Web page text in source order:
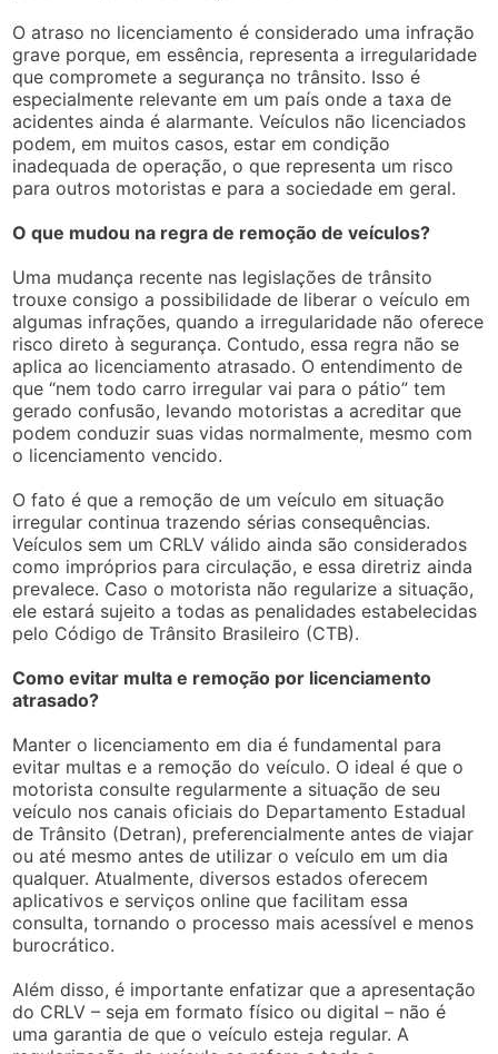
O atraso no licenciamento é considerado uma infração
grave porque, em essência, representa a irregularidade
que compromete a segurança no trânsito. Isso é
especialmente relevante em um país onde a taxa de
acidentes ainda é alarmante. Veículos não licenciados
podem, em muitos casos, estar em condição
inadequada de operação, o que representa um risco
para outros motoristas e para a sociedade em geral.
O que mudou na regra de remoção de veículos?
Uma mudança recente nas legislações de trânsito
trouxe consigo a possibilidade de liberar o veículo em
algumas infrações, quando a irregularidade não oferece
risco direto à segurança. Contudo, essa regra não se
aplica ao licenciamento atrasado. O entendimento de
que “nem todo carro irregular vai para o pátio” tem
gerado confusão, levando motoristas a acreditar que
podem conduzir suas vidas normalmente, mesmo com
o licenciamento vencido.
O fato é que a remoção de um veículo em situação
irregular continua trazendo sérias consequências.
Veículos sem um CRLV válido ainda são considerados
como impróprios para circulação, e essa diretriz ainda
prevalece. Caso o motorista não regularize a situação,
ele estará sujeito a todas as penalidades estabelecidas
pelo Código de Trânsito Brasileiro (CTB).
Como evitar multa e remoção por licenciamento
atrasado?
Manter o licenciamento em dia é fundamental para
evitar multas e a remoção do veículo. O ideal é que o
motorista consulte regularmente a situação de seu
veículo nos canais oficiais do Departamento Estadual
de Trânsito (Detran), preferencialmente antes de viajar
ou até mesmo antes de utilizar o veículo em um dia
qualquer. Atualmente, diversos estados oferecem
aplicativos e serviços online que facilitam essa
consulta, tornando o processo mais acessível e menos
burocrático.
Além disso, é importante enfatizar que a apresentação
do CRLV – seja em formato físico ou digital – não é
uma garantia de que o veículo esteja regular. A